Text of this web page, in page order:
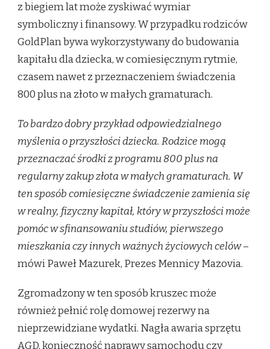
z biegiem lat może zyskiwać wymiar
symboliczny i finansowy. W przypadku rodziców
GoldPlan bywa wykorzystywany do budowania
kapitału dla dziecka, w comiesięcznym rytmie,
czasem nawet z przeznaczeniem świadczenia
800 plus na złoto w małych gramaturach.
To bardzo dobry przykład odpowiedzialnego
myślenia o przyszłości dziecka. Rodzice mogą
przeznaczać środki z programu 800 plus na
regularny zakup złota w małych gramaturach. W
ten sposób comiesięczne świadczenie zamienia się
w realny, fizyczny kapitał, który w przyszłości może
pomóc w sfinansowaniu studiów, pierwszego
mieszkania czy innych ważnych życiowych celów–
mówi Paweł Mazurek, Prezes Mennicy Mazovia.
Zgromadzony w ten sposób kruszec może
również pełnić rolę domowej rezerwy na
nieprzewidziane wydatki. Nagła awaria sprzętu
AGD, konieczność naprawy samochodu czy